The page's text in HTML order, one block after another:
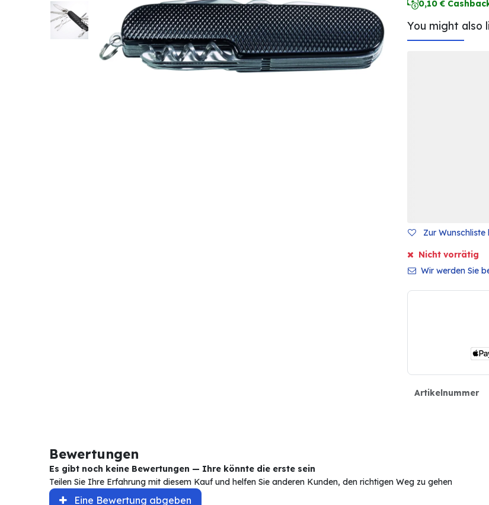
0,10 €
You might also
Zur Wunschliste
Nicht vorrätig
Wir werden Sie
Artikelnummer
Bewertungen
Es gibt noch keine Bewertungen — Ihre könnte die erste sein
Teilen Sie Ihre Erfahrung mit diesem Kauf und helfen Sie anderen Kunden, den richtigen Weg zu gehen
Eine Bewertung abgeben